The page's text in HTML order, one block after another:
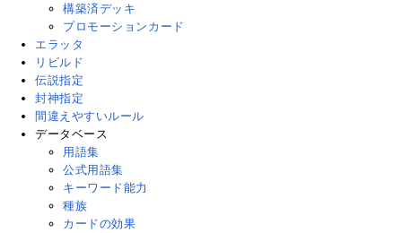
構築済デッキ
プロモーションカード
エラッタ
リビルド
伝説指定
封神指定
間違えやすいルール
データベース
用語集
公式用語集
キーワード能力
種族
カードの効果